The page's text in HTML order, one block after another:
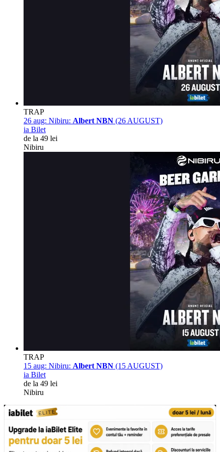
TRAP
26 aug: Nibiru: Albert NBN (26 AUGUST)
ia Bilet
de la 49 lei
Nibiru
TRAP
15 aug: Nibiru: Albert NBN (15 AUGUST)
ia Bilet
de la 49 lei
Nibiru